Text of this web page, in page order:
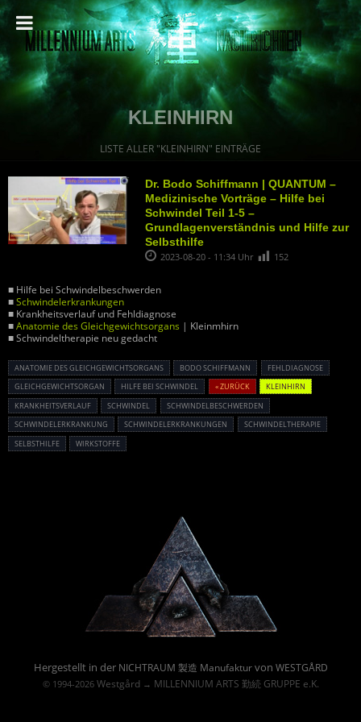
KLEINHIRN
LISTE ALLER "KLEINHIRN" EINTRÄGE
Dr. Bodo Schiffmann | QUANTUM –
Medizinische Vorträge – Hilfe bei
Schwindel Teil 1-5 –
Grundlagenverständnis und Hilfe zur
Selbsthilfe
2023-08-20 - 11:34 Uhr 152
■ Hilfe bei Schwindelbeschwerden
■Schwindelerkrankungen
■ Krankheitsverlauf und Fehldiagnose
■Anatomie des Gleichgewichtsorgans | Kleinmhirn
■ Schwindeltherapie neu gedacht
ANATOMIE DES GLEICHGEWICHTSORGANS BODO SCHIFFMANN
FEHLDIAGNOSE
GLEICHGEWICHTSORGAN
HILFE BEI SCHWINDEL « ZURÜCK
KLEINHIRN
KRANKHEITSVERLAUF
SCHWINDEL
SCHWINDELBESCHWERDEN
SCHWINDELERKRANKUNG
SCHWINDELERKRANKUNGEN
SCHWINDELTHERAPIE
SELBSTHILFE
WIRKSTOFFE
Hergestellt in der NICHTRAUM 製造 Manufakturvon WESTGÅRD
© 1994-2026 Westgård→ MILLENNIUM ARTS 勤続 GRUPPE e.K.
Powered By :